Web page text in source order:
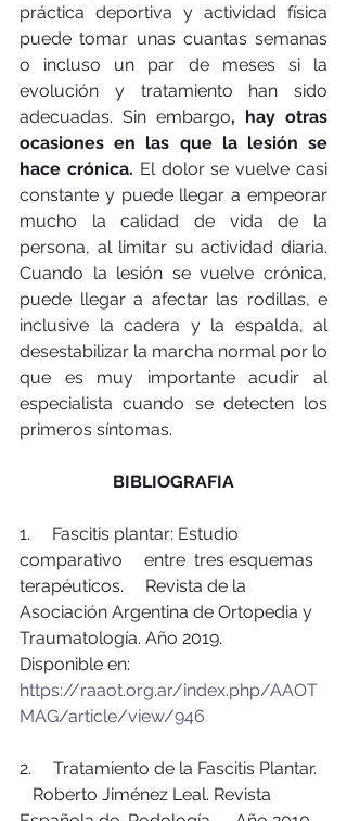
práctica deportiva y actividad física
puede tomar unas cuantas semanas
o incluso un par de meses si la
evolución y tratamiento han sido
adecuadas. Sin embargo, hay otras
ocasiones en las que la lesión se
hace crónica. El dolor se vuelve casi
constante y puede llegar a empeorar
mucho la calidad de vida de la
persona, al limitar su actividad diaria.
Cuando la lesión se vuelve crónica,
puede llegar a afectar las rodillas, e
inclusive la cadera y la espalda, al
desestabilizar la marcha normal por lo
que es muy importante acudir al
especialista cuando se detecten los
primeros síntomas.
BIBLIOGRAFIA
1.     Fascitis plantar: Estudio
comparativo     entre  tres esquemas
terapéuticos.     Revista de la
Asociación Argentina de Ortopedia y
Traumatología. Año 2019.
Disponible en:
https://raaot.org.ar/index.php/AAOT
MAG/article/view/946
2.     Tratamiento de la Fascitis Plantar.
   Roberto Jiménez Leal. Revista